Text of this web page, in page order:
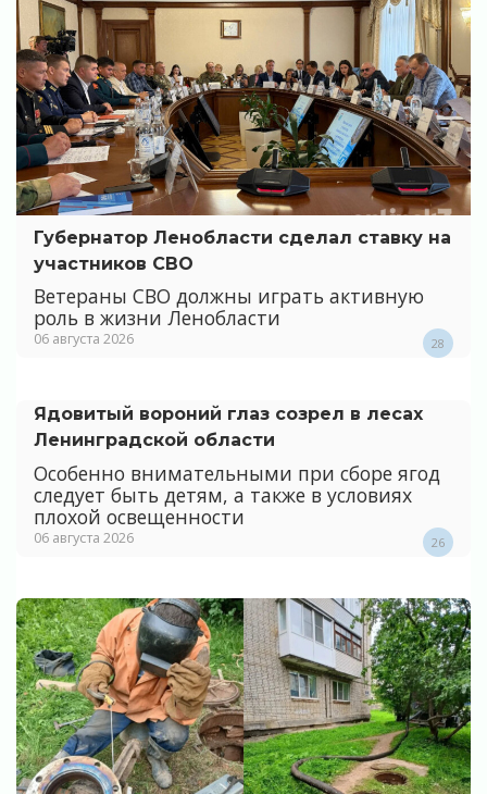
Губернатор Ленобласти сделал ставку на
участников СВО
Ветераны СВО должны играть активную
роль в жизни Ленобласти
06 августа 2026 28
Ядовитый вороний глаз созрел в лесах
Ленинградской области
Особенно внимательными при сборе ягод
следует быть детям, а также в условиях
плохой освещенности
06 августа 2026 26